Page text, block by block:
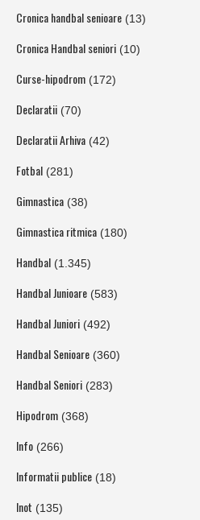
Cronica handbal senioare (13)
Cronica Handbal seniori (10)
Curse-hipodrom (172)
Declaratii (70)
Declaratii Arhiva (42)
Fotbal (281)
Gimnastica (38)
Gimnastica ritmica (180)
Handbal (1.345)
Handbal Junioare (583)
Handbal Juniori (492)
Handbal Senioare (360)
Handbal Seniori (283)
Hipodrom (368)
Info (266)
Informatii publice (18)
Inot (135)